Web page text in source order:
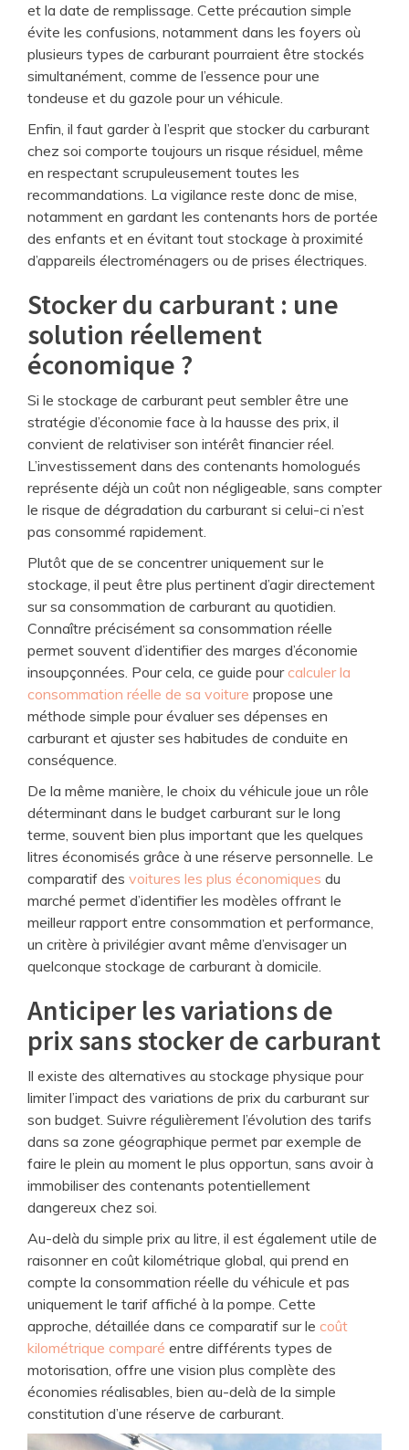
et la date de remplissage. Cette précaution simple
évite les confusions, notamment dans les foyers où
plusieurs types de carburant pourraient être stockés
simultanément, comme de l’essence pour une
tondeuse et du gazole pour un véhicule.
Enfin, il faut garder à l’esprit que stocker du carburant
chez soi comporte toujours un risque résiduel, même
en respectant scrupuleusement toutes les
recommandations. La vigilance reste donc de mise,
notamment en gardant les contenants hors de portée
des enfants et en évitant tout stockage à proximité
d’appareils électroménagers ou de prises électriques.
Stocker du carburant : une
solution réellement
économique ?
Si le stockage de carburant peut sembler être une
stratégie d’économie face à la hausse des prix, il
convient de relativiser son intérêt financier réel.
L’investissement dans des contenants homologués
représente déjà un coût non négligeable, sans compter
le risque de dégradation du carburant si celui-ci n’est
pas consommé rapidement.
Plutôt que de se concentrer uniquement sur le
stockage, il peut être plus pertinent d’agir directement
sur sa consommation de carburant au quotidien.
Connaître précisément sa consommation réelle
permet souvent d’identifier des marges d’économie
insoupçonnées. Pour cela, ce guide pourcalculer la
consommation réelle de sa voiture propose une
méthode simple pour évaluer ses dépenses en
carburant et ajuster ses habitudes de conduite en
conséquence.
De la même manière, le choix du véhicule joue un rôle
déterminant dans le budget carburant sur le long
terme, souvent bien plus important que les quelques
litres économisés grâce à une réserve personnelle. Le
comparatif des voitures les plus économiques du
marché permet d’identifier les modèles offrant le
meilleur rapport entre consommation et performance,
un critère à privilégier avant même d’envisager un
quelconque stockage de carburant à domicile.
Anticiper les variations de
prix sans stocker de carburant
Il existe des alternatives au stockage physique pour
limiter l’impact des variations de prix du carburant sur
son budget. Suivre régulièrement l’évolution des tarifs
dans sa zone géographique permet par exemple de
faire le plein au moment le plus opportun, sans avoir à
immobiliser des contenants potentiellement
dangereux chez soi.
Au-delà du simple prix au litre, il est également utile de
raisonner en coût kilométrique global, qui prend en
compte la consommation réelle du véhicule et pas
uniquement le tarif affiché à la pompe. Cette
approche, détaillée dans ce comparatif sur le coût
kilométrique comparé entre différents types de
motorisation, offre une vision plus complète des
économies réalisables, bien au-delà de la simple
constitution d’une réserve de carburant.